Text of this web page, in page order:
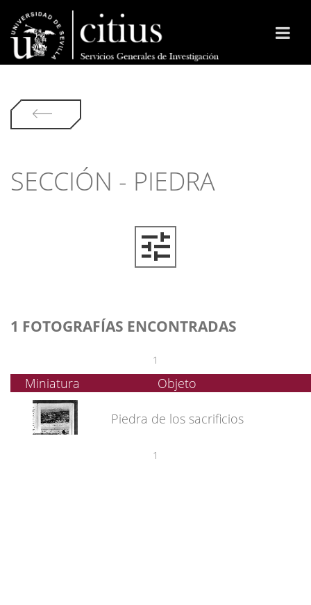
SECCIÓN - PIEDRA
1 FOTOGRAFÍAS ENCONTRADAS
1
Miniatura Objeto
Piedra de los sacrificios
1